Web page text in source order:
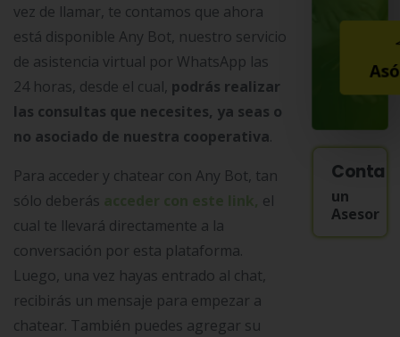
vez de llamar, te contamos que ahora
está disponible Any Bot, nuestro servicio
de asistencia virtual por WhatsApp las
24 horas, desde el cual, podrás realizar
las consultas que necesites, ya seas o
no asociado de nuestra cooperativa.
Para acceder y chatear con Any Bot, tan
sólo deberás
el
cual te llevará directamente a la
conversación por esta plataforma.
Luego, una vez hayas entrado al chat,
recibirás un mensaje para empezar a
chatear. También puedes agregar su
un
Asesor